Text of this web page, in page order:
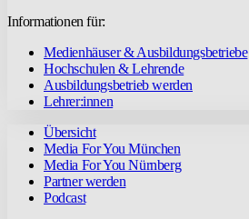
Informationen für:
Medienhäuser & Ausbildungsbetriebe
Hochschulen & Lehrende
Ausbildungsbetrieb werden
Lehrer:innen
Übersicht
Media For You München
Media For You Nürnberg
Partner werden
Podcast